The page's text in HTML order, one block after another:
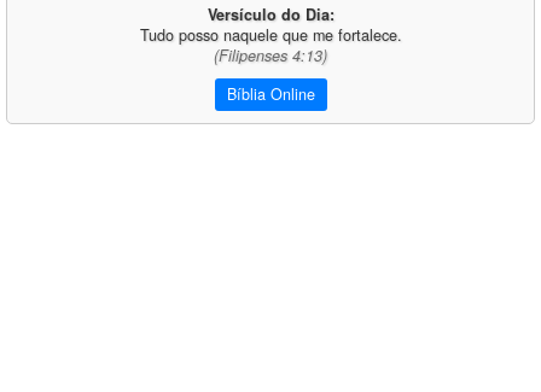
Versículo do Dia:
Tudo posso naquele que me fortalece.
(Filipenses 4:13)
Bíblia Online